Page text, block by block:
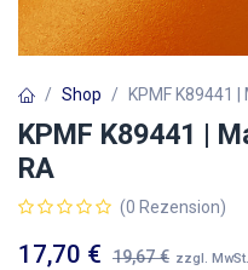
Shop KPMF K89441
KPMF K89441 |
RA
(0 Rezension)
17,70 € 19,67€ zzgl.